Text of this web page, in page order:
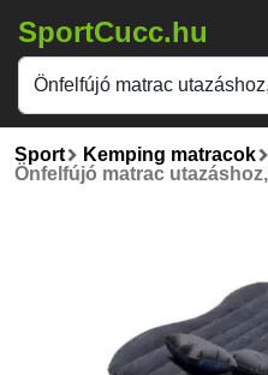
SportCucc.hu
Sport
Kemping matracok
Önfelfújó matrac